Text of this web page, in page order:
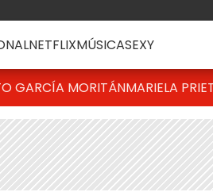
NETFLIXMÚSICASEXY
GARCÍA MORITÁNMARIELA